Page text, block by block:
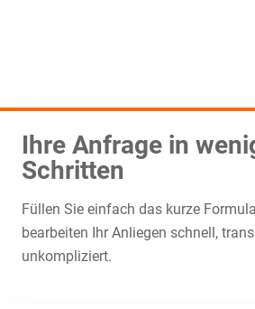
Ihre Anfrage in
Schritten
Füllen Sie einfach das kurze
bearbeiten Ihr Anliegen schnell,
unkompliziert.